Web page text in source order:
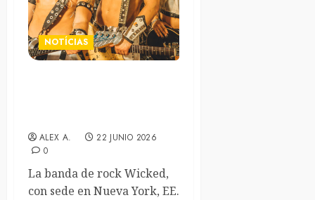
NOTÍCIAS
ALEX A.
22 JUNIO 2026
0
La banda de rock Wicked,
con sede en Nueva York, EE.